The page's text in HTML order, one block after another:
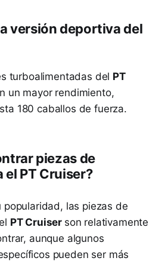
versión deportiva del
turboalimentadas del PT
un mayor rendimiento,
180 caballos de fuerza.
piezas de
el PT Cruiser?
popularidad, las piezas de
PT Cruiser son relativamente
aunque algunos
pueden ser más